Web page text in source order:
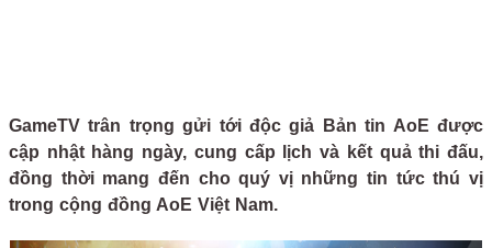
GameTV trân trọng gửi tới độc giả Bản tin AoE được
cập nhật hàng ngày, cung cấp lịch và kết quả thi đấu,
đồng thời mang đến cho quý vị những tin tức thú vị
trong cộng đồng AoE Việt Nam.